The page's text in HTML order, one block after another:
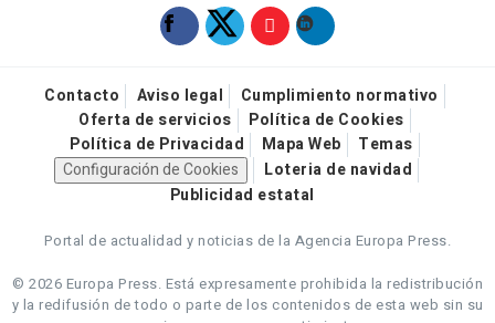
Contacto Aviso legal
Cumplimiento normativo
Oferta de servicios
Política de Cookies
Política de Privacidad
Mapa Web
Temas
Configuración de Cookies
Loteria de navidad
Publicidad estatal
Portal de actualidad y noticias de la Agencia Europa Press.
© 2026 Europa Press. Está expresamente prohibida la redistribución
y la redifusión de todo o parte de los contenidos de esta web sin su